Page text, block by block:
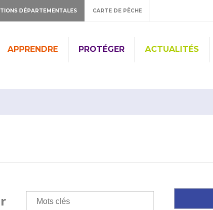
DÉPARTEMENTALES CARTE DE PÊCHE
APPRENDRE PROTÉGER ACTUALITÉS